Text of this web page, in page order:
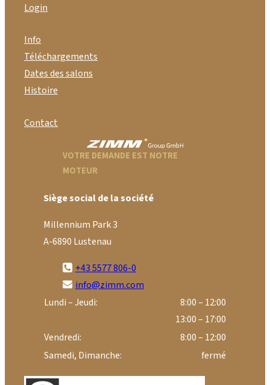
Login
Info
Téléchargements
Dates des salons
Histoire
Contact
VOTRE DEMANDE EST NOTRE
MOTEUR
Siège social de la société
Millennium Park 3
A-6890 Lustenau
+43 5577 806-0
info@zimm.com
Lundi – Jeudi:
8:00 – 12:00
13:00 – 17:00
Vendredi:
8:00 – 12:00
Samedi, Dimanche:
fermé